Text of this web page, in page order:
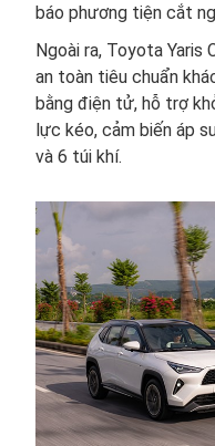
báo phương tiện cắt
Ngoài ra, Toyota Yaris
an toàn tiêu chuẩn
bằng điện tử, hỗ trợ
lực kéo, cảm biến áp
và 6 túi khí.